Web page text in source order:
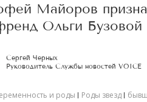
Майоров
Ольги Бузовой
Сергей Черных
Руководитель Службы новостей VOICE
и роды Роды звезд